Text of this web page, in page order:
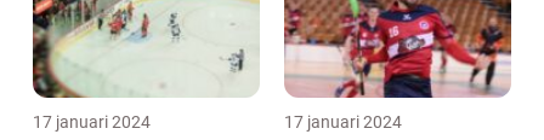
17 januari 2024 17 januari 2024